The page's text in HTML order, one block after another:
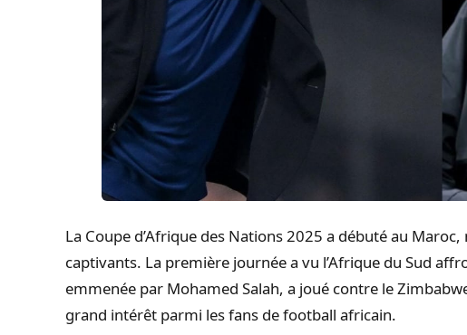
La Coupe d’Afrique des Nations 2025 a débuté au
captivants. La première journée a vu l’Afrique du Sud
emmenée par Mohamed Salah, a joué contre le
grand intérêt parmi les fans de football africain.